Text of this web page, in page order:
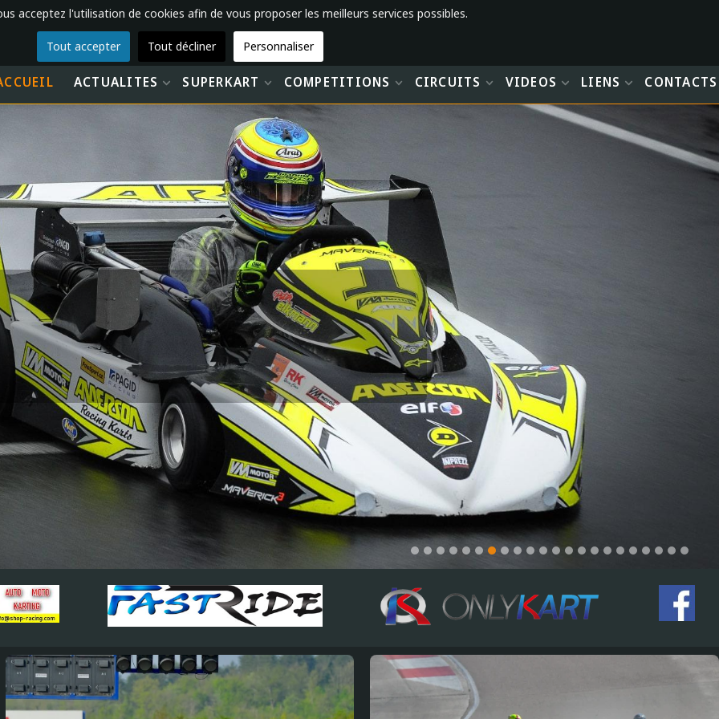
ACTUALITES SUPERKART COMPETITIONS CIRCUITS VIDEOS LIENS CONTACTS
D'EUROPE
acceptez l'utilisation de cookies afin de vous proposer les meilleurs services possibles.
Tout accepter Tout décliner
Personnaliser